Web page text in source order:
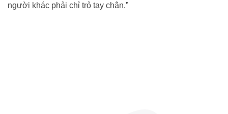
người khác phải chỉ trỏ tay chân.”